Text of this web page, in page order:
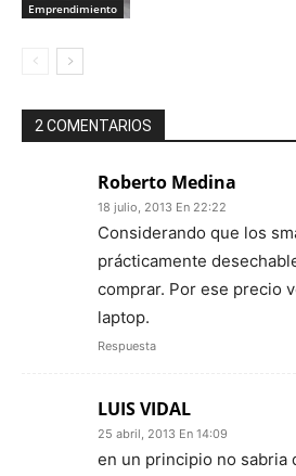
Emprendimiento
2 COMENTARIOS
Roberto Medina
18 julio, 2013 En 22:22
Considerando que los
prácticamente
comprar. Por ese precio
laptop.
Respuesta
LUIS VIDAL
25 abril, 2013 En 14:09
en un principio no sabria